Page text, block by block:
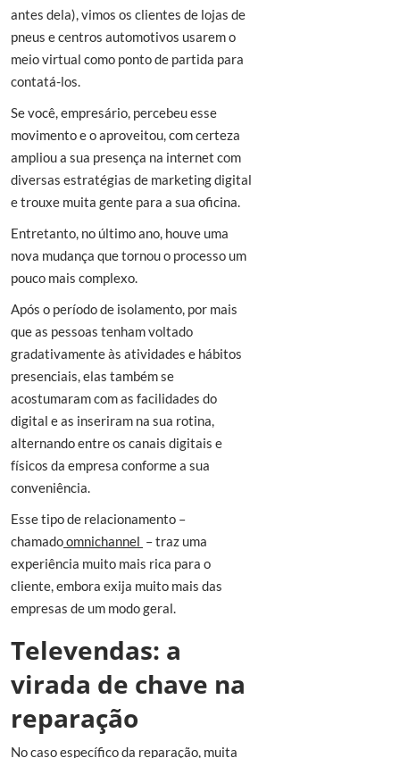
antes dela), vimos os clientes de lojas de
pneus e centros automotivos usarem o
meio virtual como ponto de partida para
contatá-los.
Se você, empresário, percebeu esse
movimento e o aproveitou, com certeza
ampliou a sua presença na internet com
diversas estratégias de marketing digital
e trouxe muita gente para a sua oficina.
Entretanto, no último ano, houve uma
nova mudança que tornou o processo um
pouco mais complexo.
Após o período de isolamento, por mais
que as pessoas tenham voltado
gradativamente às atividades e hábitos
presenciais, elas também se
acostumaram com as facilidades do
digital e as inseriram na sua rotina,
alternando entre os canais digitais e
físicos da empresa conforme a sua
conveniência.
Esse tipo de relacionamento –
chamadoomnichannel – traz uma
experiência muito mais rica para o
cliente, embora exija muito mais das
empresas de um modo geral.
Televendas: a
virada de chave na
reparação
No caso específico da reparação, muita